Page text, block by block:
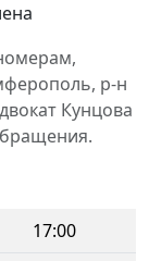
р-н
Кунцова
17:00